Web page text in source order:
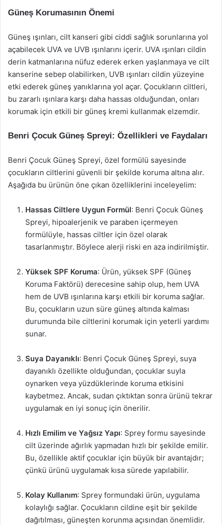
Güneş Korumasının Önemi
Güneş ışınları, cilt kanseri gibi ciddi sağlık sorunlarına yol
açabilecek UVA ve UVB ışınlarını içerir. UVA ışınları cildin
derin katmanlarına nüfuz ederek erken yaşlanmaya ve cilt
kanserine sebep olabilirken, UVB ışınları cildin yüzeyine
etki ederek güneş yanıklarına yol açar. Çocukların ciltleri,
bu zararlı ışınlara karşı daha hassas olduğundan, onları
korumak için etkili bir güneş kremi kullanmak elzemdir.
Benri Çocuk Güneş Spreyi: Özellikleri ve Faydaları
Benri Çocuk Güneş Spreyi, özel formülü sayesinde
çocukların ciltlerini güvenli bir şekilde koruma altına alır.
Aşağıda bu ürünün öne çıkan özelliklerini inceleyelim:
Hassas Ciltlere Uygun Formül: Benri Çocuk Güneş
Spreyi, hipoalerjenik ve paraben içermeyen
formülüyle, hassas ciltler için özel olarak
tasarlanmıştır. Böylece alerji riski en aza indirilmiştir.
Yüksek SPF Koruma: Ürün, yüksek SPF (Güneş
Koruma Faktörü) derecesine sahip olup, hem UVA
hem de UVB ışınlarına karşı etkili bir koruma sağlar.
Bu, çocukların uzun süre güneş altında kalması
durumunda bile ciltlerini korumak için yeterli yardımı
sunar.
Suya Dayanıklı: Benri Çocuk Güneş Spreyi, suya
dayanıklı özellikte olduğundan, çocuklar suyla
oynarken veya yüzdüklerinde koruma etkisini
kaybetmez. Ancak, sudan çıktıktan sonra ürünü tekrar
uygulamak en iyi sonuç için önerilir.
Hızlı Emilim ve Yağsız Yapı: Sprey formu sayesinde
cilt üzerinde ağırlık yapmadan hızlı bir şekilde emilir.
Bu, özellikle aktif çocuklar için büyük bir avantajdır;
çünkü ürünü uygulamak kısa sürede yapılabilir.
Kolay Kullanım: Sprey formundaki ürün, uygulama
kolaylığı sağlar. Çocukların cildine eşit bir şekilde
dağıtılması, güneşten korunma açısından önemlidir.